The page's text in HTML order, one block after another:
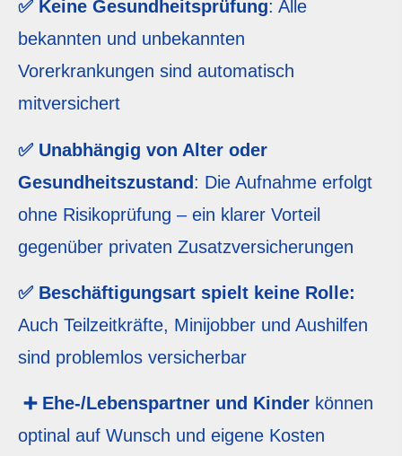
✅ Keine Gesundheitsprüfung: Alle
bekannten und unbekannten
Vorerkrankungen sind automatisch
mitversichert
✅ Unabhängig von Alter oder
Gesundheitszustand: Die Aufnahme erfolgt
ohne Risikoprüfung – ein klarer Vorteil
gegenüber privaten Zusatzversicherungen
✅ Beschäftigungsart spielt keine Rolle:
Auch Teilzeitkräfte, Minijobber und Aushilfen
sind problemlos versicherbar
➕ Ehe-/Lebenspartner und Kinder können
optinal auf Wunsch und eigene Kosten